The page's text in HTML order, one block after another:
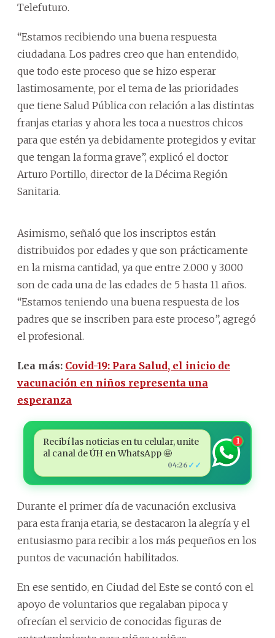
Telefuturo.
“Estamos recibiendo una buena respuesta
ciudadana. Los padres creo que han entendido,
que todo este proceso que se hizo esperar
lastimosamente, por el tema de las prioridades
que tiene Salud Pública con relación a las distintas
franjas etarias y ahora les toca a nuestros chicos
para que estén ya debidamente protegidos y evitar
que tengan la forma grave”, explicó el doctor
Arturo Portillo, director de la Décima Región
Sanitaria.
Asimismo, señaló que los inscriptos están
distribuidos por edades y que son prácticamente
en la misma cantidad, ya que entre 2.000 y 3.000
son de cada una de las edades de 5 hasta 11 años.
“Estamos teniendo una buena respuesta de los
padres que se inscriben para este proceso”, agregó
el profesional.
Lea más: Covid-19: Para Salud, el inicio de
vacunación en niños representa una
esperanza
Recibí las noticias en tu celular, unite
al canal de ÚH en WhatsApp 🤩
04:26 ✓✓
1
Durante el primer día de vacunación exclusiva
para esta franja etaria, se destacaron la alegría y el
entusiasmo para recibir a los más pequeños en los
puntos de vacunación habilitados.
En ese sentido, en Ciudad del Este se contó con el
apoyo de voluntarios que regalaban pipoca y
ofrecían el servicio de conocidas figuras de